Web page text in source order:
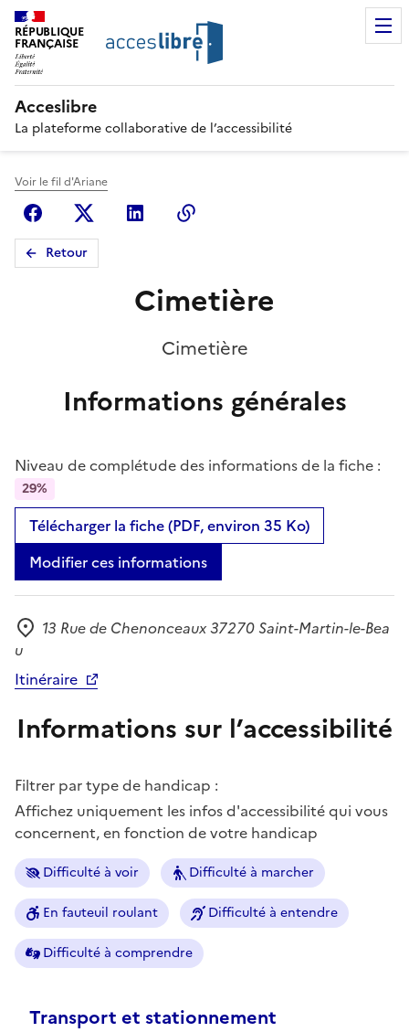
RÉPUBLIQUE
FRANÇAISE
Acceslibre
La plateforme collaborative de l’accessibilité
Voir le fil d'Ariane
FacebookX (anciennement Twitter)
Linkedin
Retour
Cimetière
Cimetière
Informations générales
Niveau de complétude des informations de la fiche :
29%
Télécharger la fiche (PDF, environ 35 Ko)
Modifier ces informations
Adresse
13 Rue de Chenonceaux 37270 Saint-Martin-le-Bea
u
Itinéraire
Informations sur l’accessibilité
Filtrer par type de handicap :
Affichez uniquement les infos d'accessibilité qui vous
concernent, en fonction de votre handicap
Difficulté à voir Difficulté à marcher
En fauteuil roulant Difficulté à entendre
Difficulté à comprendre
Transport et stationnement